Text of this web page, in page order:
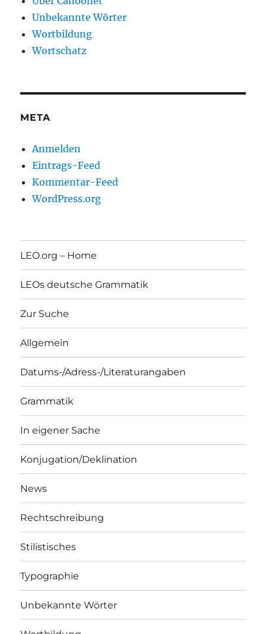
Unbekannte Wörter
Wortbildung
Wortschatz
META
Anmelden
Eintrags-Feed
Kommentar-Feed
WordPress.org
LEO.org – Home
LEOs deutsche Grammatik
Zur Suche
Allgemein
Datums-/Adress-/Literaturangaben
Grammatik
In eigener Sache
Konjugation/Deklination
News
Rechtschreibung
Stilistisches
Typographie
Unbekannte Wörter